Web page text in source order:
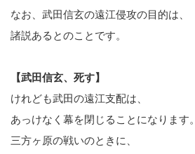
なお、武田信玄の遠江侵攻の目的は、
諸説あるとのことです。
【武田信玄、死す】
けれども武田の遠江支配は、
あっけなく幕を閉じることになります。
三方ヶ原の戦いのときに、